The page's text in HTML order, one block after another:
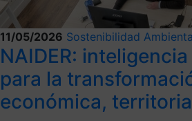
11/05/2026 Sostenibilidad
NAIDER:
para la
económica,